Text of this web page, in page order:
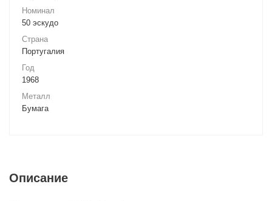
Номинал
50 эскудо
Страна
Португалия
Год
1968
Металл
Бумага
Описание